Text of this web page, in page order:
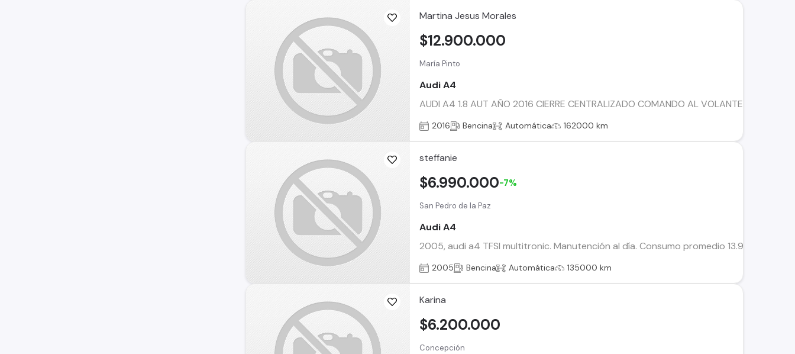
Martina Jesus Morales
María Pinto
Audi A4
AUDI A4 1.8 AUT AÑO 2016 CIERRE CENTRALIZADO COMANDO AL VOLANTE CAJA
$12.900.000
2016 Bencina Automática 162000 km
steffanie
San Pedro de la Paz
Audi A4
2005, audi a4 TFSI multitronic. Manutención al día. Consumo promedio 13.9 km/l
$6.990.000-7%
2005 Bencina Automática 135000 km
Karina
Concepción
$6.200.000